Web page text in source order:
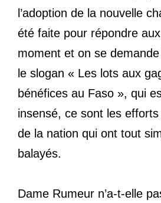
l’adoption de la nouvelle
été faite pour répondre
moment et on se
le slogan « Les lots aux
bénéfices au Faso », qui
insensé, ce sont les
de la nation qui ont tout
balayés.
Dame Rumeur n’a-t-elle